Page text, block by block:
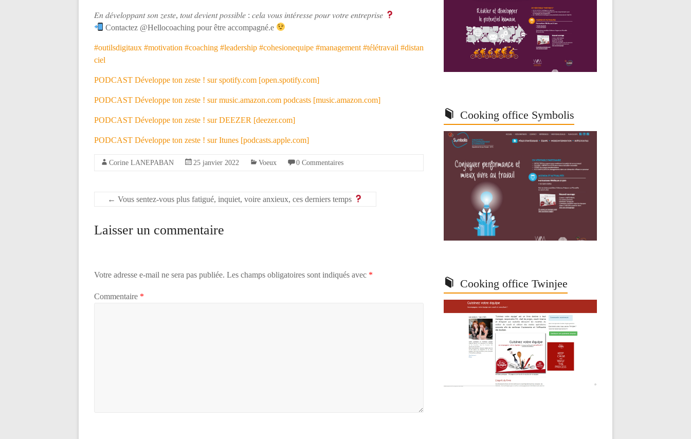
𝐸𝑛 𝑑𝑒́𝑣𝑒𝑙𝑜𝑝𝑝𝑎𝑛𝑡 𝑠𝑜𝑛 𝑧𝑒𝑠𝑡𝑒, 𝑡𝑜𝑢𝑡 𝑑𝑒𝑣𝑖𝑒𝑛𝑡 𝑝𝑜𝑠𝑠𝑖𝑏𝑙𝑒 : 𝑐𝑒𝑙𝑎 𝑣𝑜𝑢𝑠 𝑖𝑛𝑡𝑒́𝑟𝑒𝑠𝑠𝑒 𝑝𝑜𝑢𝑟 𝑣𝑜𝑡𝑟𝑒 𝑒𝑛𝑡𝑟𝑒𝑝𝑟𝑖𝑠𝑒
Contactez @Hellocoaching pour être accompagné.e
#outilsdigitaux #motivation #coaching #leadership #cohesionequipe #management #télétravail #distan
ciel
PODCAST Développe ton zeste ! sur spotify.com [open.spotify.com]
PODCAST Développe ton zeste ! sur music.amazon.com podcasts [music.amazon.com]
PODCAST Développe ton zeste ! sur DEEZER [deezer.com]
PODCAST Développe ton zeste ! sur Itunes [podcasts.apple.com]
Corine LANEPABAN 25 janvier 2022 Voeux 0 Commentaires
← Vous sentez-vous plus fatigué, inquiet, voire anxieux, ces derniers temps
Laisser un commentaire
Votre adresse e-mail ne sera pas publiée. Les champs obligatoires sont indiqués avec *
Commentaire *
Cooking office Symbolis
Cooking office Twinjee